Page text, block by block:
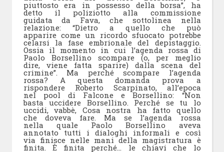
piuttosto era in possesso della borsa”, ha
detto il poliziotto alla commissione
guidata da Fava, che sottolinea nella
relazione: “Dietro a quello che può
apparire come un ricordo sfuocato potrebbe
celarsi la fase embrionale del depistaggio.
Ossia il momento in cui l’agenda rossa di
Paolo Borsellino scompare (o, per meglio
dire, viene fatta sparire) dalla scena del
crimine”. Ma perché scompare l’agenda
rossa? A questa domanda prova a
rispondere Roberto Scarpinato, all’epoca
nel pool di Falcone e Borsellino: “Non
basta uccidere Borsellino. Perché se tu lo
uccidi, vabbè, Cosa nostra ha fatto quello
che doveva fare. Ma se l’agenda rossa
nella quale Paolo Borsellino aveva
annotato tutti i dialoghi informali e così
via finisce nelle mani della magistratura è
finita. È finita perché… le chiavi che lo